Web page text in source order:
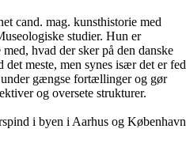
cand. mag. kunsthistorie med
studier. Hun er
hvad der sker på den danske
meste, men synes især det er
gængse fortællinger og gør
og oversete strukturer.
i byen i Aarhus og København